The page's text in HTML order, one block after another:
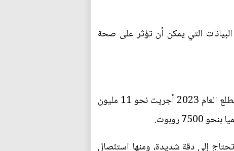
التي يمكن أن تؤثر على صحة
يجري جراحون حول العالم نحو 300 مليون عملية جراحية سنويا بحسب منظمة الصحة العالمية. ومع مطلع العام 2023 أجريت نحو 11 مليون
روبوت.
إلى دقة شديدة، ومنها استئصال